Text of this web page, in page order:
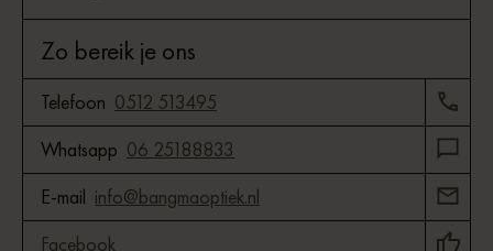
Zo bereik je ons
Telefoon 0512 513495
Whatsapp 06 25188833
E-mail info@bangmaoptiek.nl
Facebook